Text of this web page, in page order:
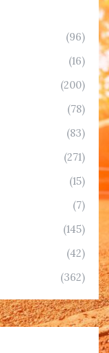
(96)
(16)
(200)
(78)
(83)
(271)
(15)
(7)
(145)
(42)
(362)